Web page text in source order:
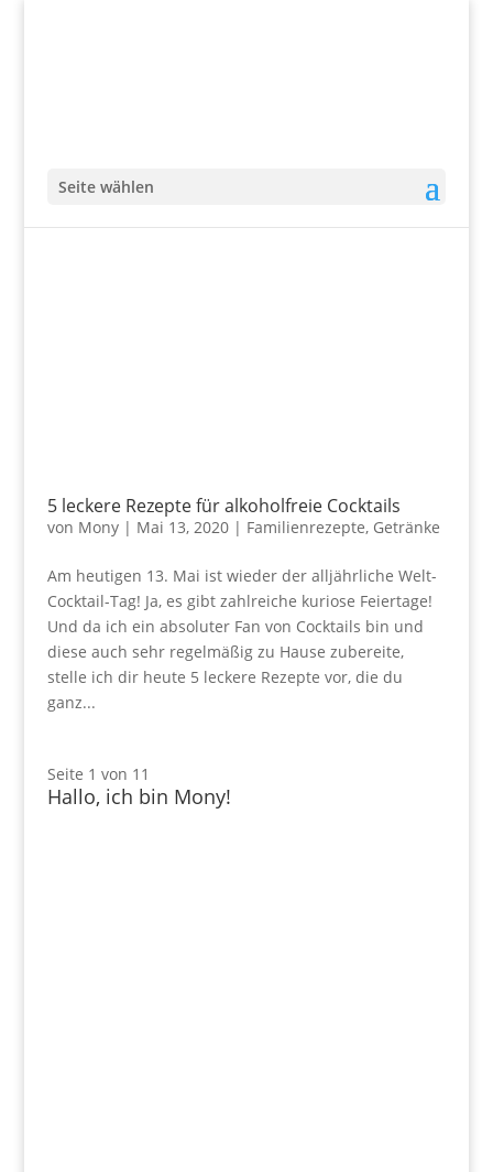
Seite wählen
5 leckere Rezepte für alkoholfreie Cocktails
von Mony| Mai 13, 2020| Familienrezepte, Getränke
Am heutigen 13. Mai ist wieder der alljährliche Welt-
Cocktail-Tag! Ja, es gibt zahlreiche kuriose Feiertage!
Und da ich ein absoluter Fan von Cocktails bin und
diese auch sehr regelmäßig zu Hause zubereite,
stelle ich dir heute 5 leckere Rezepte vor, die du
ganz...
Seite 1 von 1 1
Hallo, ich bin Mony!